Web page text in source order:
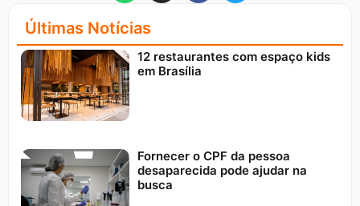
Últimas Notícias
12 restaurantes com espaço kids
em Brasília
Fornecer o CPF da pessoa
desaparecida pode ajudar na
busca